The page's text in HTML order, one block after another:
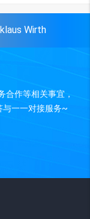
Wirth
合作等相关事宜，
与一一对接服务~